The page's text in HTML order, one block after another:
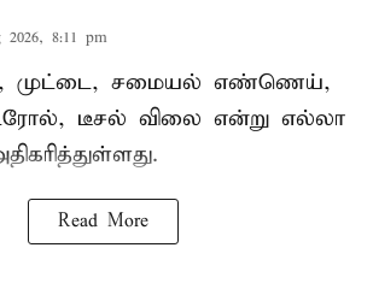
2026, 8:11 pm
முட்டை, சமையல் எண்ணெய்,
டீசல் விலை என்று எல்லா
Read More